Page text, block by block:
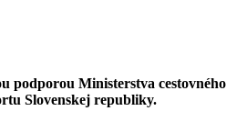
podporou Ministerstva cestovného
Slovenskej republiky.